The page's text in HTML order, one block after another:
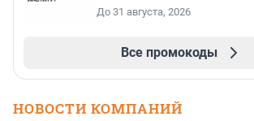
До 31 августа, 2026
Все промокоды
НОВОСТИ КОМПАНИЙ